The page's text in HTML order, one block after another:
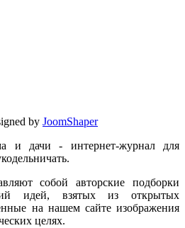
by JoomShaper
и дачи - интернет-журнал для
собой авторские подборки
идей, взятых из открытых
на нашем сайте изображения
целях.